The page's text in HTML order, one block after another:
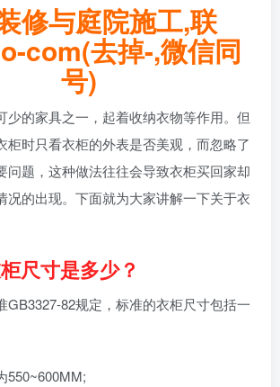
修与庭院施工,联
com(去掉-,微信同
号)
少的家具之一，起着收纳衣物等作用。但
柜时只看衣柜的外表是否美观，而忽略了
问题，这种做法往往会导致衣柜买回家却
况的出现。下面就为大家讲解一下关于衣
尺寸是多少？
GB3327-82规定，标准的衣柜尺寸包括一
550~600MM;